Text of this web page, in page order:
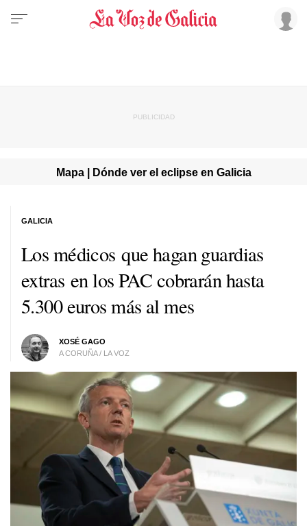
Mapa | Dónde ver el eclipse en Galicia
Los médicos que hagan guardias
extras en los PAC cobrarán hasta
5.300 euros más al mes
XOSÉ GAGO
A CORUÑA / LA VOZ
GALICIA